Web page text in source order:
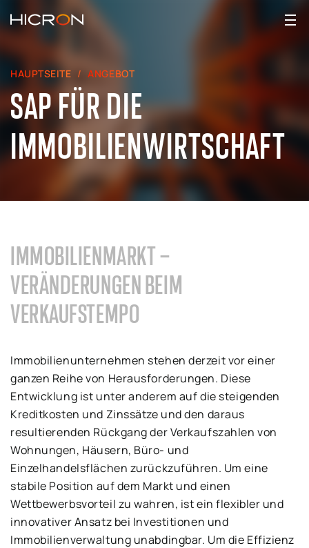
HAUPTSEITE ANGEBOT
SAP FÜR DIE
IMMOBILIENWIRTSCHAFT
IMMOBILIENMARKT –
VERÄNDERUNGEN BEIM
VERKAUFSTEMPO
Immobilienunternehmen stehen derzeit vor einer
ganzen Reihe von Herausforderungen. Diese
Entwicklung ist unter anderem auf die steigenden
Kreditkosten und Zinssätze und den daraus
resultierenden Rückgang der Verkaufszahlen von
Wohnungen, Häusern, Büro- und
Einzelhandelsflächen zurückzuführen. Um eine
stabile Position auf dem Markt und einen
Wettbewerbsvorteil zu wahren, ist ein flexibler und
innovativer Ansatz bei Investitionen und
Immobilienverwaltung unabdingbar. Um die Effizienz